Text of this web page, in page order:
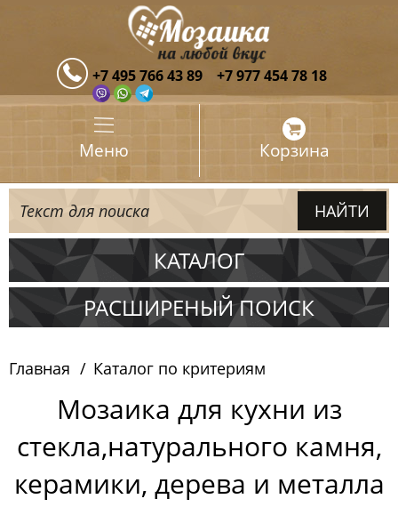
+7 495 766 43 89 +7 977 454 78 18
Меню Корзина
КАТАЛОГ
Испания
Китай
Россия
РАСШИРЕНЫЙ ПОИСК
Главная Каталог по критериям
Мозаика для кухни из
стекла,натурального камня,
керамики, дерева и металла